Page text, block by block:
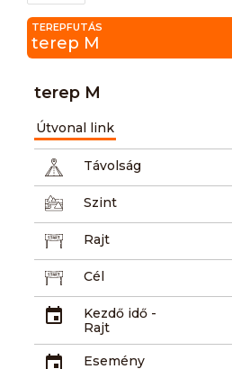
TEREPFUTÁS
terep M
terep M
Útvonal link
Távolság
Szint
Rajt
Cél
Kezdő idő -
Rajt
Esemény